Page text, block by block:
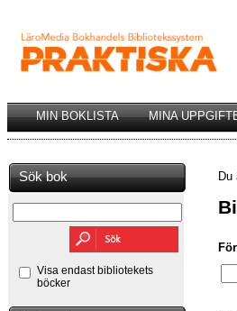
MIN BOKLISTA MINA
Sök bok
Visa endast bibliotekets
böcker
Du